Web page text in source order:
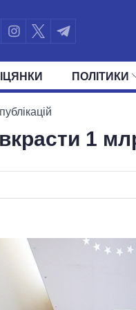
ПОЛIТИКИ
УСІ ПОЛІТИКИ
1